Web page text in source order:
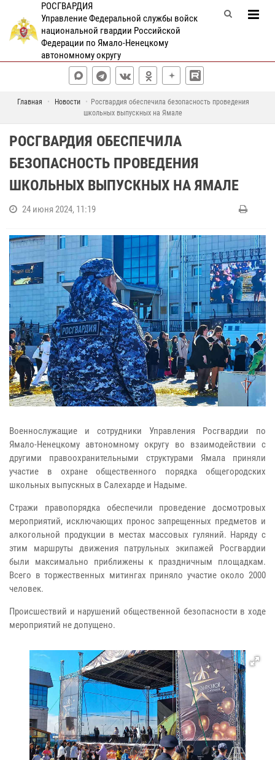
РОСГВАРДИЯ
Управление Федеральной службы войск
национальной гвардии Российской
Федерации по Ямало-Ненецкому
автономному округу
Главная Новости
Росгвардия обеспечила безопасность проведения
школьных выпускных на Ямале
РОСГВАРДИЯ ОБЕСПЕЧИЛА
БЕЗОПАСНОСТЬ ПРОВЕДЕНИЯ
ШКОЛЬНЫХ ВЫПУСКНЫХ НА ЯМАЛЕ
24 июня 2024, 11:19
Военнослужащие и сотрудники Управления Росгвардии по
Ямало-Ненецкому автономному округу во взаимодействии с
другими правоохранительными структурами Ямала приняли
участие в охране общественного порядка общегородских
школьных выпускных в Салехарде и Надыме.
Стражи правопорядка обеспечили проведение досмотровых
мероприятий, исключающих пронос запрещенных предметов и
алкогольной продукции в местах массовых гуляний. Наряду с
этим маршруты движения патрульных экипажей Росгвардии
были максимально приближены к праздничным площадкам.
Всего в торжественных митингах приняло участие около 2000
человек.
Происшествий и нарушений общественной безопасности в ходе
мероприятий не допущено.